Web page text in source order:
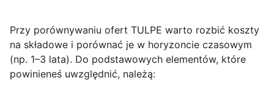
Przy porównywaniu ofert TULPE warto rozbić koszty
na składowe i porównać je w horyzoncie czasowym
(np. 1–3 lata). Do podstawowych elementów, które
powinieneś uwzględnić, należą: